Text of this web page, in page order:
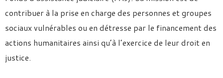
contribuer à la prise en charge des personnes et groupes
sociaux vulnérables ou en détresse par le financement des
actions humanitaires ainsi qu’à l’exercice de leur droit en
justice.